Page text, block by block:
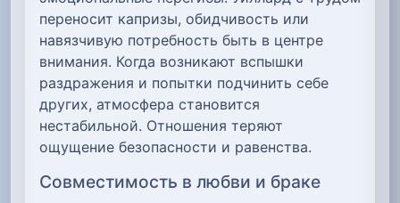
переносит капризы, обидчивость или
навязчивую потребность быть в центре
внимания. Когда возникают вспышки
раздражения и попытки подчинить себе
других, атмосфера становится
нестабильной. Отношения теряют
ощущение безопасности и равенства.
Совместимость в любви и браке